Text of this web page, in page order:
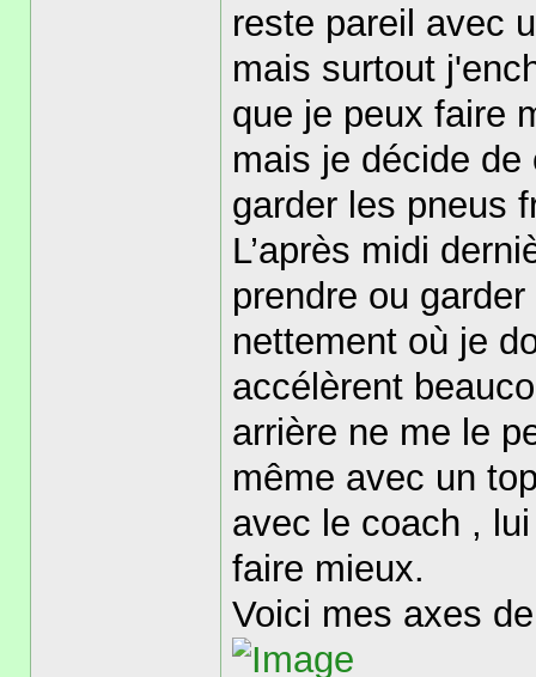
reste pareil avec
mais surtout
que je peux faire
mais je décide
garder les pneus
L’après midi
prendre ou
nettement où je
accélèrent
arrière ne me le
même avec un
avec le coach ,
faire mieux.
Voici mes axes